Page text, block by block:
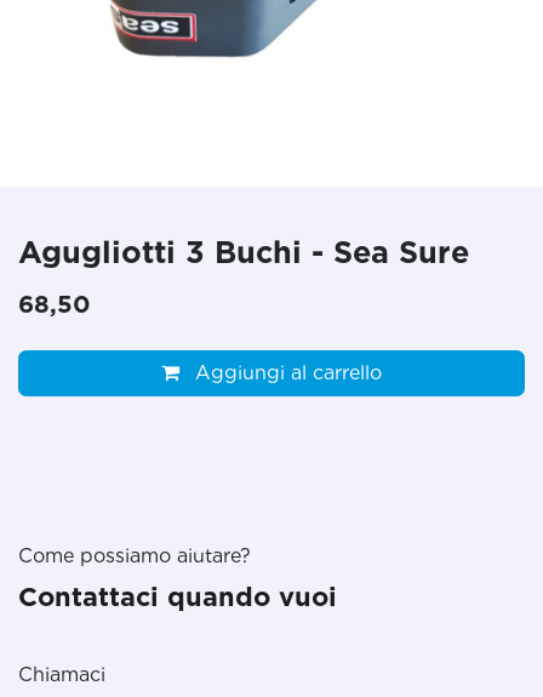
Agugliotti 3 Buchi - Sea Sure
68,50
Aggiungi al carrello
Come possiamo aiutare?
Contattaci quando vuoi
Chiamaci